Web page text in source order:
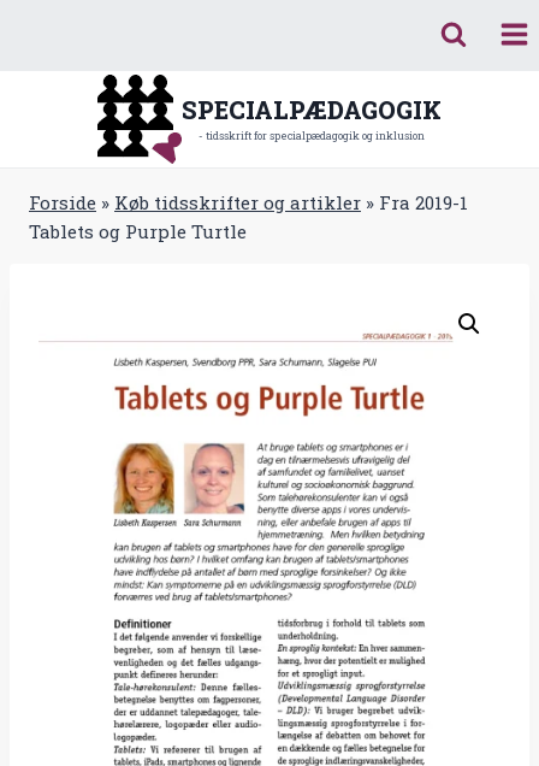
SPECIALPÆDAGOGIK
- tidsskrift for specialpædagogik og inklusion
Forside » Køb tidsskrifter og artikler » Fra 2019-1
Tablets og Purple Turtle